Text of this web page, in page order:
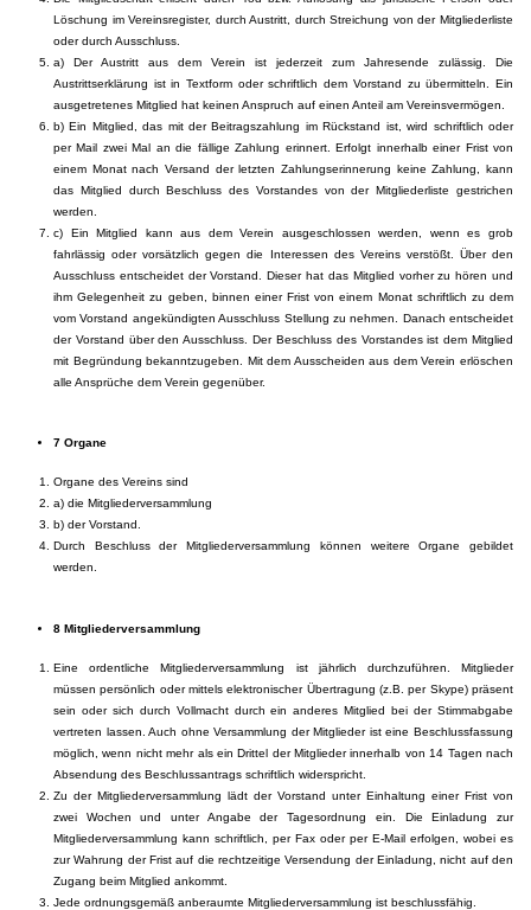
Löschung im Vereinsregister, durch Austritt, durch Streichung von der Mitgliederliste
oder durch Ausschluss.
a) Der Austritt aus dem Verein ist jederzeit zum Jahresende zulässig. Die
Austrittserklärung ist in Textform oder schriftlich dem Vorstand zu übermitteln. Ein
ausgetretenes Mitglied hat keinen Anspruch auf einen Anteil am Vereinsvermögen.
b) Ein Mitglied, das mit der Beitragszahlung im Rückstand ist, wird schriftlich oder
per Mail zwei Mal an die fällige Zahlung erinnert. Erfolgt innerhalb einer Frist von
einem Monat nach Versand der letzten Zahlungserinnerung keine Zahlung, kann
das Mitglied durch Beschluss des Vorstandes von der Mitgliederliste gestrichen
werden.
c) Ein Mitglied kann aus dem Verein ausgeschlossen werden, wenn es grob
fahrlässig oder vorsätzlich gegen die Interessen des Vereins verstößt. Über den
Ausschluss entscheidet der Vorstand. Dieser hat das Mitglied vorher zu hören und
ihm Gelegenheit zu geben, binnen einer Frist von einem Monat schriftlich zu dem
vom Vorstand angekündigten Ausschluss Stellung zu nehmen. Danach entscheidet
der Vorstand über den Ausschluss. Der Beschluss des Vorstandes ist dem Mitglied
mit Begründung bekanntzugeben. Mit dem Ausscheiden aus dem Verein erlöschen
alle Ansprüche dem Verein gegenüber.
7 Organe
Organe des Vereins sind
a) die Mitgliederversammlung
b) der Vorstand.
Durch Beschluss der Mitgliederversammlung können weitere Organe gebildet
werden.
8 Mitgliederversammlung
Eine ordentliche Mitgliederversammlung ist jährlich durchzuführen. Mitglieder
müssen persönlich oder mittels elektronischer Übertragung (z.B. per Skype) präsent
sein oder sich durch Vollmacht durch ein anderes Mitglied bei der Stimmabgabe
vertreten lassen. Auch ohne Versammlung der Mitglieder ist eine Beschlussfassung
möglich, wenn nicht mehr als ein Drittel der Mitglieder innerhalb von 14 Tagen nach
Absendung des Beschlussantrags schriftlich widerspricht.
Zu der Mitgliederversammlung lädt der Vorstand unter Einhaltung einer Frist von
zwei Wochen und unter Angabe der Tagesordnung ein. Die Einladung zur
Mitgliederversammlung kann schriftlich, per Fax oder per E-Mail erfolgen, wobei es
zur Wahrung der Frist auf die rechtzeitige Versendung der Einladung, nicht auf den
Zugang beim Mitglied ankommt.
Jede ordnungsgemäß anberaumte Mitgliederversammlung ist beschlussfähig.